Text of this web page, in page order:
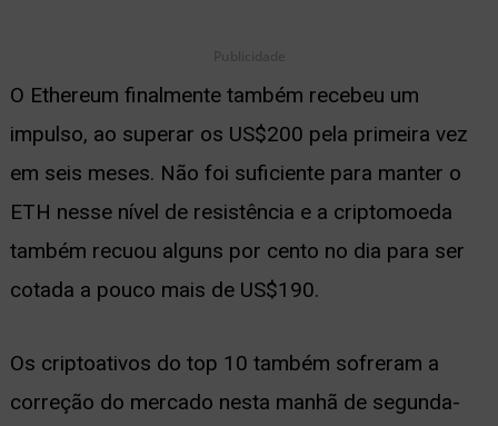
Publicidade
O Ethereum finalmente também recebeu um
impulso, ao superar os US$200 pela primeira vez
em seis meses. Não foi suficiente para manter o
ETH nesse nível de resistência e a criptomoeda
também recuou alguns por cento no dia para ser
cotada a pouco mais de US$190.
Os criptoativos do top 10 também sofreram a
correção do mercado nesta manhã de segunda-